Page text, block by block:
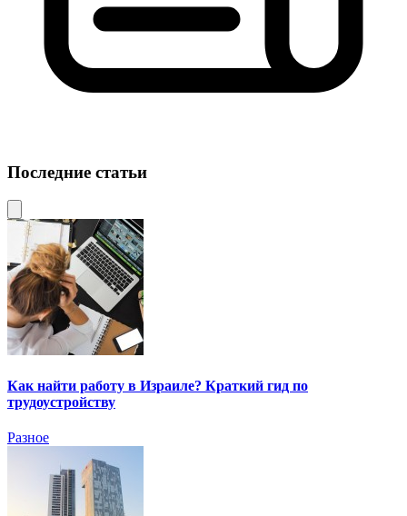
Последние статьи
Как найти работу в Израиле? Краткий гид по
трудоустройству
Разное